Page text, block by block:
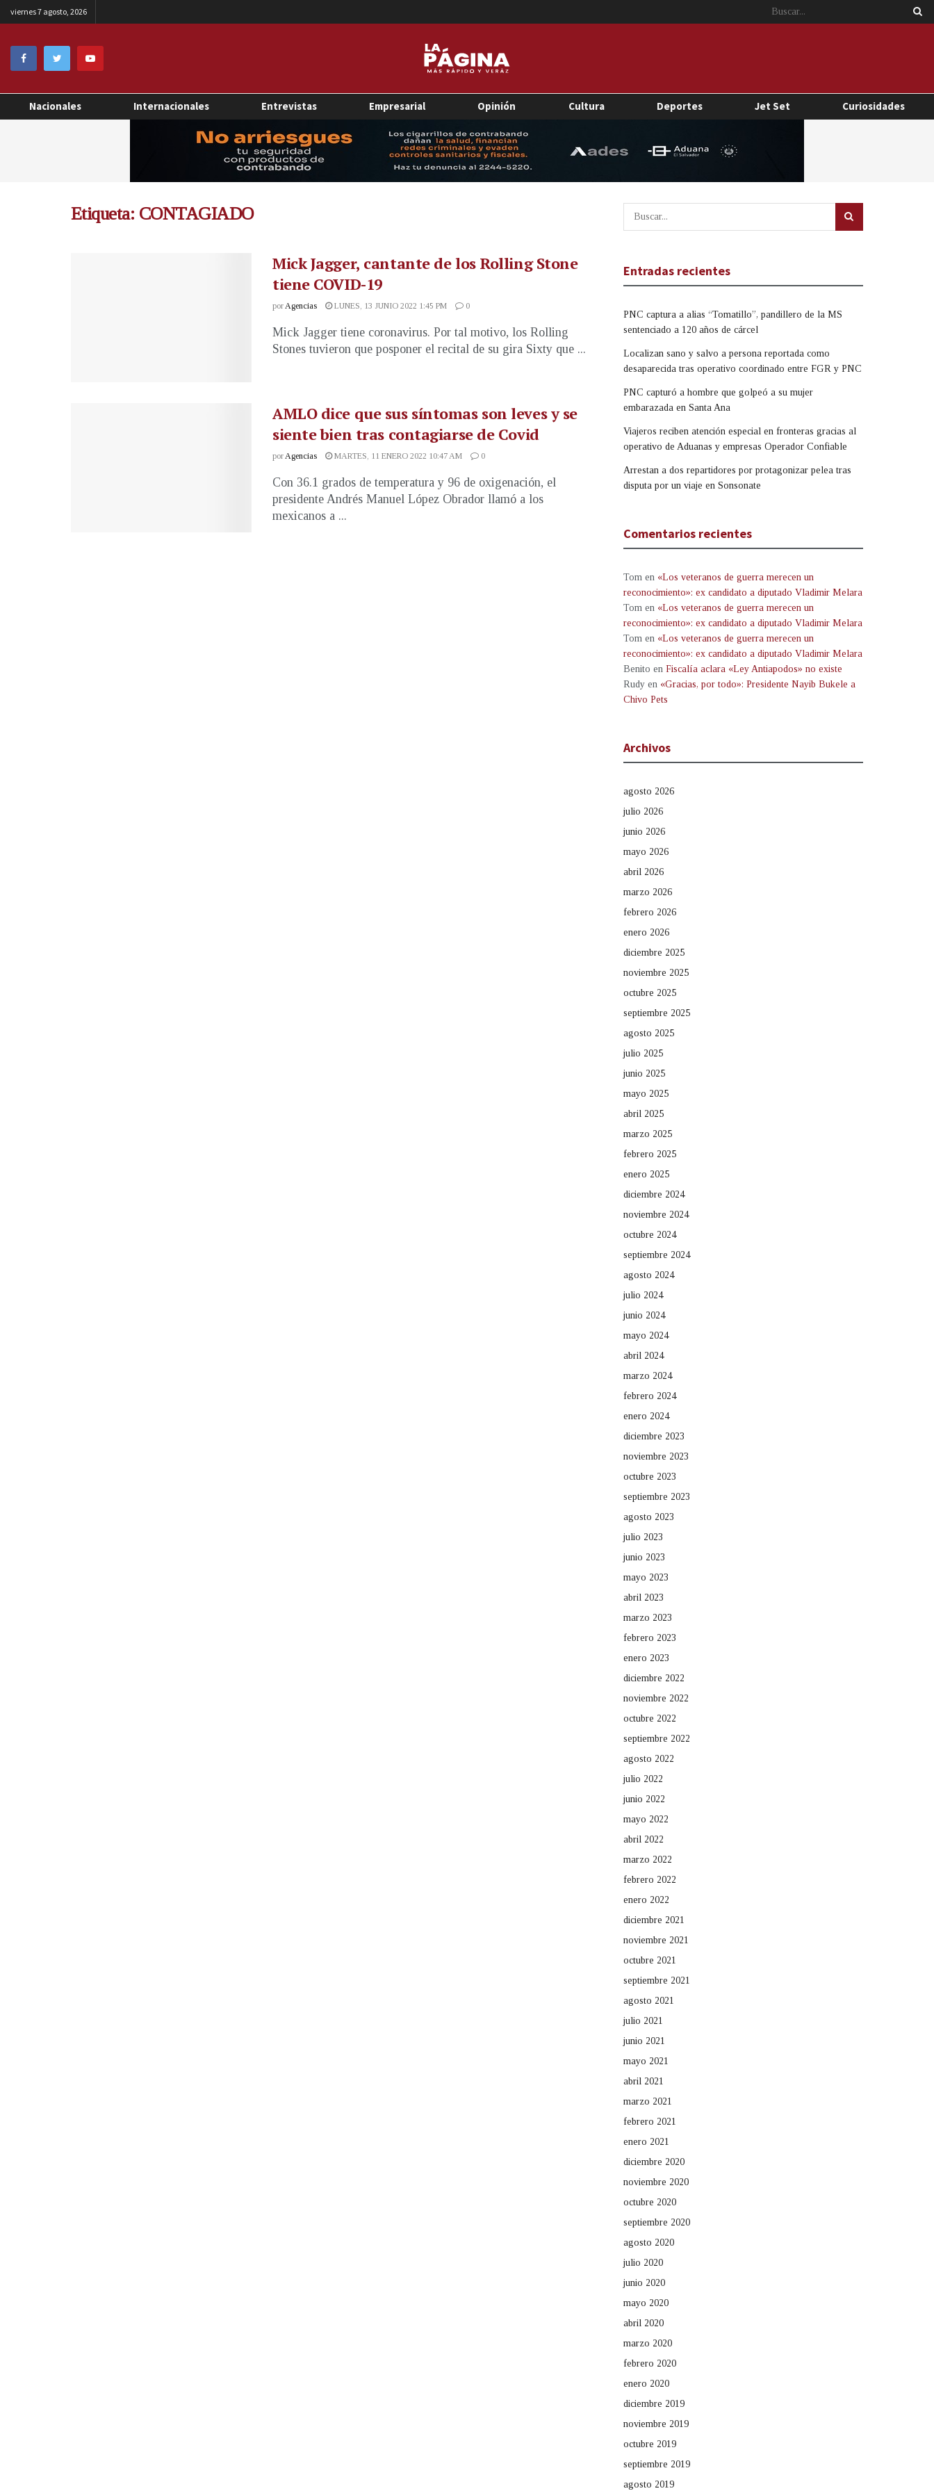
viernes 7 agosto, 2026
Nacionales Internacionales Entrevistas Empresarial Opinión Cultura Deportes Jet Set Curiosidades
Etiqueta: CONTAGIADO
Mick Jagger, cantante de los Rolling Stone
tiene COVID-19
porAgencias LUNES, 13 JUNIO 2022 1:45 PM 0
Mick Jagger tiene coronavirus. Por tal motivo, los Rolling
Stones tuvieron que posponer el recital de su gira Sixty que ...
AMLO dice que sus síntomas son leves y se
siente bien tras contagiarse de Covid
porAgencias MARTES, 11 ENERO 2022 10:47 AM 0
Con 36.1 grados de temperatura y 96 de oxigenación, el
presidente Andrés Manuel López Obrador llamó a los
mexicanos a ...
Entradas recientes
PNC captura a alias “Tomatillo”, pandillero de la MS
sentenciado a 120 años de cárcel
Localizan sano y salvo a persona reportada como
desaparecida tras operativo coordinado entre FGR y PNC
PNC capturó a hombre que golpeó a su mujer
embarazada en Santa Ana
Viajeros reciben atención especial en fronteras gracias al
operativo de Aduanas y empresas Operador Confiable
Arrestan a dos repartidores por protagonizar pelea tras
disputa por un viaje en Sonsonate
Comentarios recientes
Tom en «Los veteranos de guerra merecen un
reconocimiento»: ex candidato a diputado Vladimir Melara
Tom en «Los veteranos de guerra merecen un
reconocimiento»: ex candidato a diputado Vladimir Melara
Tom en «Los veteranos de guerra merecen un
reconocimiento»: ex candidato a diputado Vladimir Melara
Benito en Fiscalía aclara «Ley Antiapodos» no existe
Rudy en «Gracias, por todo»: Presidente Nayib Bukele a
Chivo Pets
Archivos
agosto 2026
julio 2026
junio 2026
mayo 2026
abril 2026
marzo 2026
febrero 2026
enero 2026
diciembre 2025
noviembre 2025
octubre 2025
septiembre 2025
agosto 2025
julio 2025
junio 2025
mayo 2025
abril 2025
marzo 2025
febrero 2025
enero 2025
diciembre 2024
noviembre 2024
octubre 2024
septiembre 2024
agosto 2024
julio 2024
junio 2024
mayo 2024
abril 2024
marzo 2024
febrero 2024
enero 2024
diciembre 2023
noviembre 2023
octubre 2023
septiembre 2023
agosto 2023
julio 2023
junio 2023
mayo 2023
abril 2023
marzo 2023
febrero 2023
enero 2023
diciembre 2022
noviembre 2022
octubre 2022
septiembre 2022
agosto 2022
julio 2022
junio 2022
mayo 2022
abril 2022
marzo 2022
febrero 2022
enero 2022
diciembre 2021
noviembre 2021
octubre 2021
septiembre 2021
agosto 2021
julio 2021
junio 2021
mayo 2021
abril 2021
marzo 2021
febrero 2021
enero 2021
diciembre 2020
noviembre 2020
octubre 2020
septiembre 2020
agosto 2020
julio 2020
junio 2020
mayo 2020
abril 2020
marzo 2020
febrero 2020
enero 2020
diciembre 2019
noviembre 2019
octubre 2019
septiembre 2019
agosto 2019